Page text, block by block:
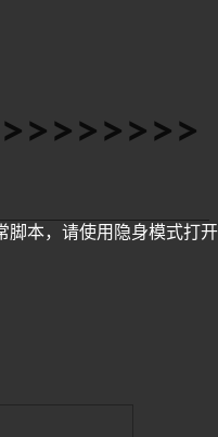
脚本，请使用隐身模式打开